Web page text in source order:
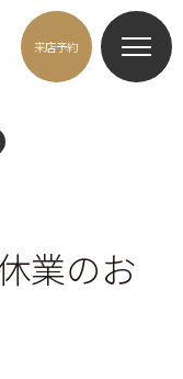
来店予約
業のお